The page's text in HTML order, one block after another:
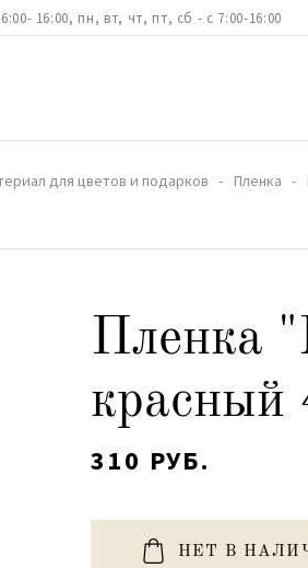
16:00, пн, вт, чт, пт, сб - с 7:00-16:00
для цветов и подарков Пленка
Пленка
красный
310 РУБ.
НЕТ В